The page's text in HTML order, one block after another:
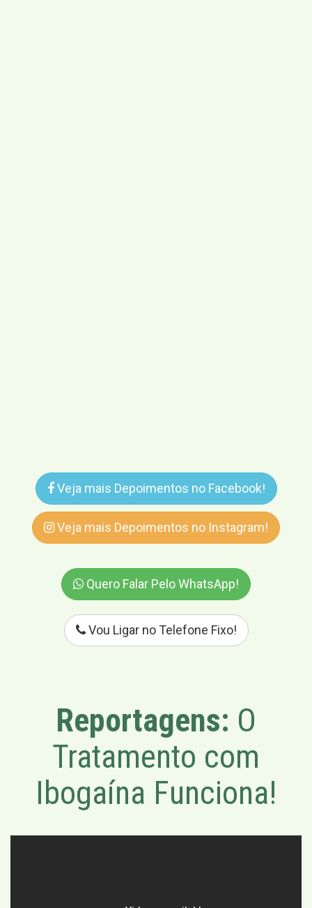
Veja mais Depoimentos no Facebook!
Veja mais Depoimentos no Instagram!
Quero Falar Pelo WhatsApp!
Vou Ligar no Telefone Fixo!
Reportagens: O
Tratamento com
Ibogaína Funciona!